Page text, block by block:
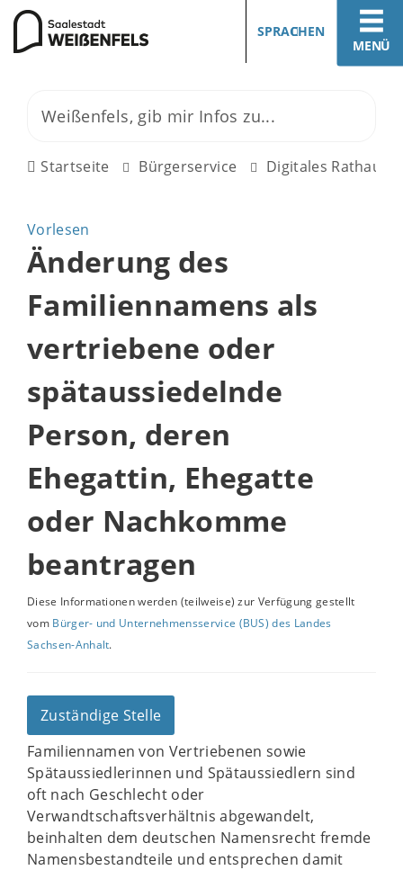
MENÜ
SPRACHEN
Startseite Bürgerservice Digitales Rathaus
Vorlesen
Änderung des
Familiennamens als
vertriebene oder
spätaussiedelnde
Person, deren
Ehegattin, Ehegatte
oder Nachkomme
beantragen
Diese Informationen werden (teilweise) zur Verfügung gestellt
vom Bürger- und Unternehmensservice (BUS) des Landes
Sachsen-Anhalt.
Zuständige Stelle
Familiennamen von Vertriebenen sowie
Spätaussiedlerinnen und Spätaussiedlern sind
oft nach Geschlecht oder
Verwandtschaftsverhältnis abgewandelt,
beinhalten dem deutschen Namensrecht fremde
Namensbestandteile und entsprechen damit